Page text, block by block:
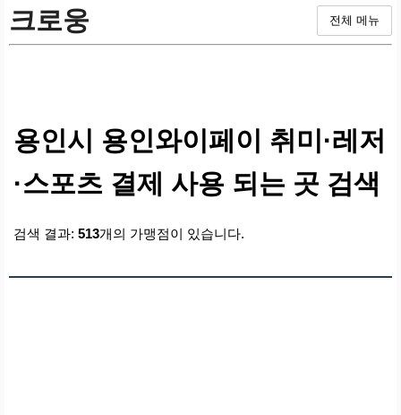
크로웅 전체 메뉴
용인시 용인와이페이 취미·레저
·스포츠 결제 사용 되는 곳 검색
검색 결과: 513개의 가맹점이 있습니다.